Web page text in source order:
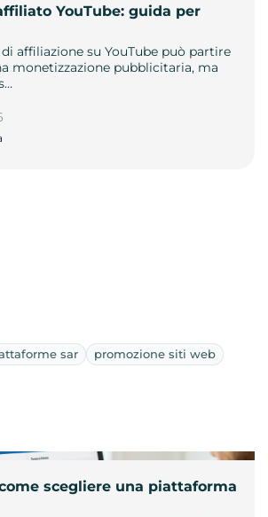
YouTube: guida per
affiliazione su YouTube può partire
monetizzazione pubblicitaria, ma
sar
promozione siti web
scegliere una piattaforma